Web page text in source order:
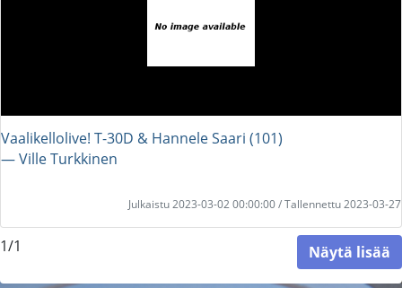
Vaalikellolive! T-30D & Hannele Saari (101)
― Ville Turkkinen
Julkaistu 2023-03-02 00:00:00 / Tallennettu 2023-03-27
1/1 Näytä lisää